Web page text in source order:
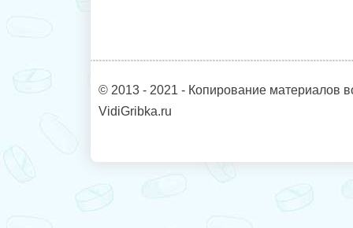
© 2013 - 2021 - Копирование материалов
VidiGribka.ru